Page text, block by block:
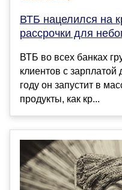
ВТБ нацелился на
рассрочки для
ВТБ во всех банках
клиентов с
году он запустит в
продукты, как кр...